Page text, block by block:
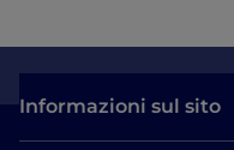
Informazioni sul sito